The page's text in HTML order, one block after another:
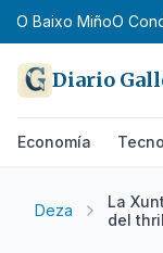
O Baixo MiñoO
Diario
Economía
Deza
La
del